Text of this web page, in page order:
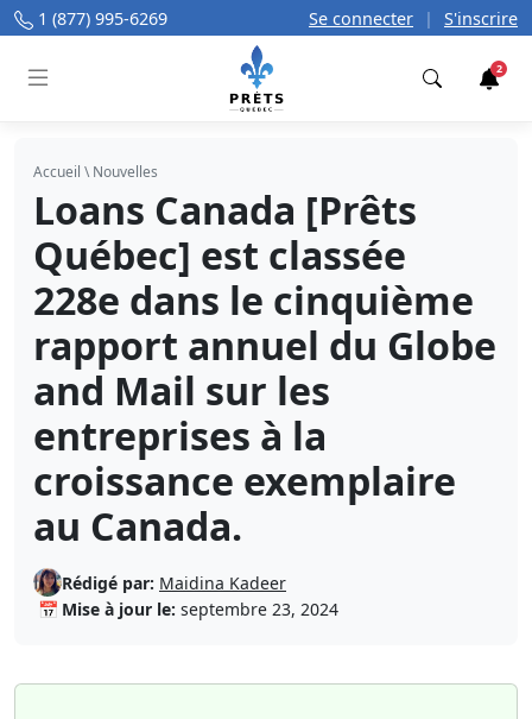
1 (877) 995-6269 Se connecter | S'inscrire
2
Accueil \Nouvelles
Loans Canada [Prêts
Québec] est classée
228e dans le cinquième
rapport annuel du Globe
and Mail sur les
entreprises à la
croissance exemplaire
au Canada.
Rédigé par: Maidina Kadeer
📅 Mise à jour le: septembre 23, 2024